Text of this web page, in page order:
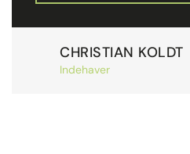
CHRISTIAN KOLDT
Indehaver